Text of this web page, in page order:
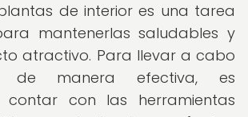
de interior es una tarea
mantenerlas saludables y
atractivo. Para llevar a cabo
de manera efectiva, es
contar con las herramientas